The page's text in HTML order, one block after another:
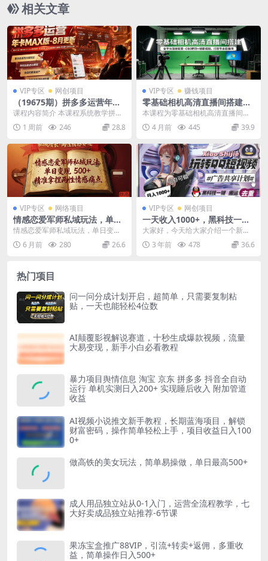
相关文章
VIP专区 网创项目
（19675期）拼多多运营年卡
MAX版-8月：原价大促×擎天
柱1.0-3.0×限时限量×全站营销
×非标品直通车×瞬烧×半付费×
课程内容简介 本课程系统教学拼多
多全店运营从主图设计、标题打
造、详情页跳转、SK...
1 周前 246 28.8
VIP专区 赚钱项目
零基础相机高清直播间搭建：
全平台直播配置+OBS特效+绿
本课程为零基础相机高清直播间搭
建实战课，内容全面覆盖设备选
购、连接、相机参数调试...
4 月前 445 39.9
VIP专区 网络项目
情感恋爱军师私域玩法，单日
变现5张+，精准拿捏两性情感
情感恋爱军师私域玩法，单日变现5
张+，精准拿捏两性情感痛点 项目
介绍： 今天直接...
6 月前 280 26.6
VIP专区 网创项目
一天收入1000+，黑科技一键
搬运去重，玩转QQ短视频广
大家好，今天给大家介绍一个新项
目，一天可以收入1000+，我们利
用一款非常牛的黑...
3 年前 478 36.6
热门项目
问一问分成计划开启，超简单，只需要复制粘
贴，一天也能轻松4位数
AI颠覆影视解说赛道，十秒生成爆款视频，流量
大易变现，新手小白必看教程
暴力项目舆情信息 淘宝 京东 拼多多 抖音全自动
运行 单机实测日入200+ 实现睡后收入 附加管道
收益
AI视频小说推文新手教程，长期蓝海项目，解锁
财富密码，操作简单轻松上手，项目收益日入100
0+
做高铁的美女玩法，简单易操做，单日最高500+
成人用品独立站从0-1入门，运营全流程教学，七
大好卖成品独立站推荐-6节课
果冻宝盒推广88VIP，引流+转卖+返佣，多重收
益，简单操作日入500+